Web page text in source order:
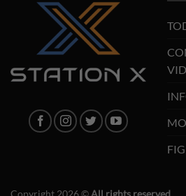
Copyright 2026 © All rights reserved